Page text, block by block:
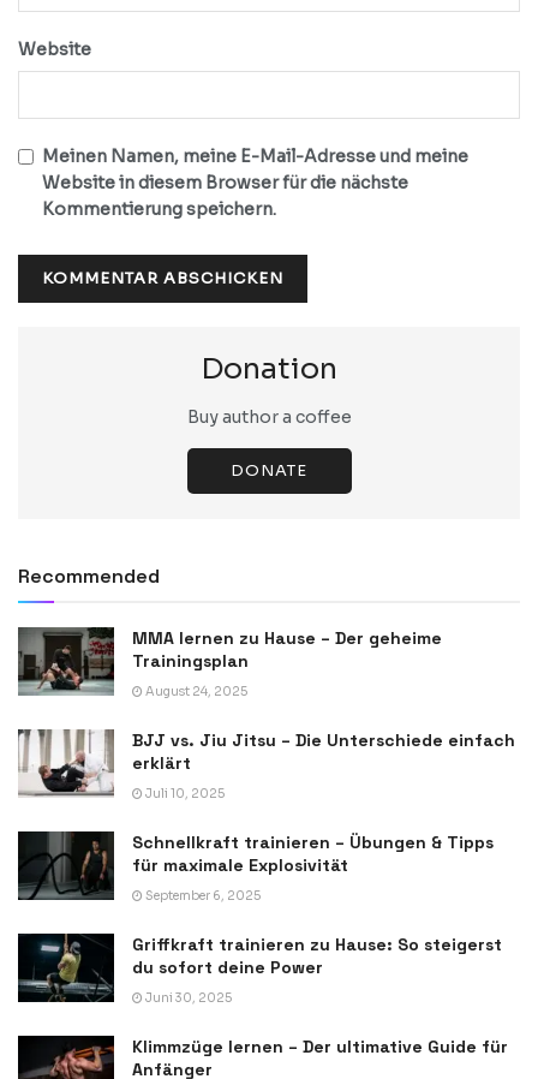
Website
Meinen Namen, meine E-Mail-Adresse und meine
Website in diesem Browser für die nächste
Kommentierung speichern.
Donation
Buy author a coffee
DONATE
Recommended
MMA lernen zu Hause – Der geheime
Trainingsplan
August 24, 2025
BJJ vs. Jiu Jitsu – Die Unterschiede einfach
erklärt
Juli 10, 2025
Schnellkraft trainieren – Übungen & Tipps
für maximale Explosivität
September 6, 2025
Griffkraft trainieren zu Hause: So steigerst
du sofort deine Power
Juni 30, 2025
Klimmzüge lernen – Der ultimative Guide für
Anfänger